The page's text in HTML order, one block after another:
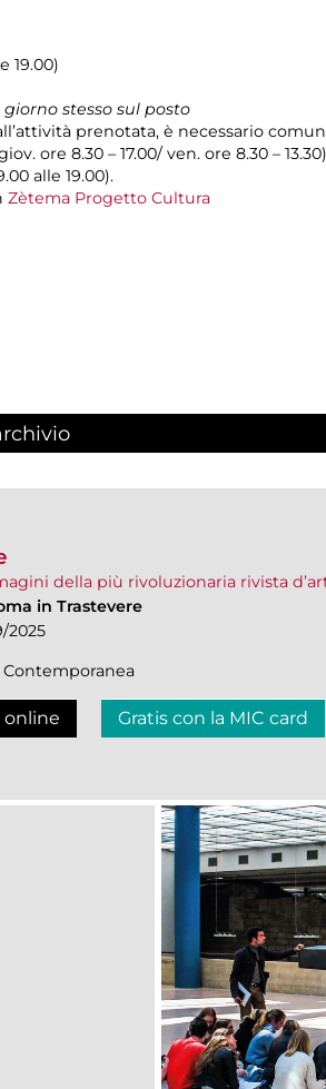
19.00)
stesso sul posto
prenotata, è necessario
ore 8.30 – 17.00/ ven. ore 8.30 –
alle 19.00).
Zètema Progetto Cultura
della più rivoluzionaria rivista
in Trastevere
2025
online Gratis con la MIC card